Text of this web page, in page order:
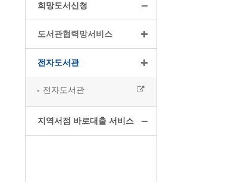
희망도서신청
도서관협력망서비스
전자도서관
전자도서관
지역서점 바로대출 서비스